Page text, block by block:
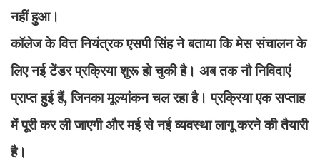
नहीं हुआ।
कॉलेज के वित्त नियंत्रक एसपी सिंह ने बताया कि मेस संचालन के
लिए नई टेंडर प्रक्रिया शुरू हो चुकी है। अब तक नौ निविदाएं
प्राप्त हुई हैं, जिनका मूल्यांकन चल रहा है। प्रक्रिया एक सप्ताह
में पूरी कर ली जाएगी और मई से नई व्यवस्था लागू करने की तैयारी
है।